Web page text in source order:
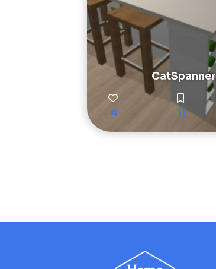
CatSpanner
4 11